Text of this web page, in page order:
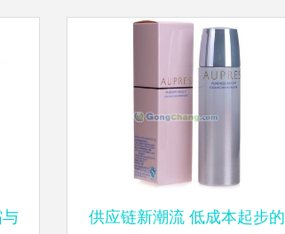
供应链新潮流 低成本起步的